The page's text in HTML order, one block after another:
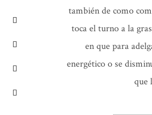
también de como
toca el turno a la
en que para
energético o se
que